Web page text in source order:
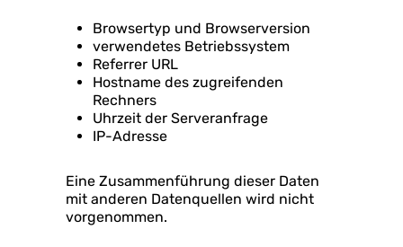
Browsertyp und Browserversion
verwendetes Betriebssystem
Referrer URL
Hostname des zugreifenden
Rechners
Uhrzeit der Serveranfrage
IP-Adresse
Eine Zusammenführung dieser Daten
mit anderen Datenquellen wird nicht
vorgenommen.